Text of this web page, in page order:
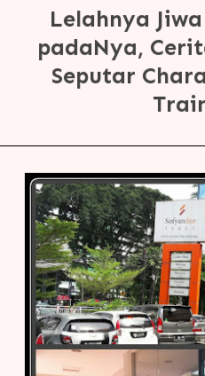
Lelahnya
padaNya,
Seputar